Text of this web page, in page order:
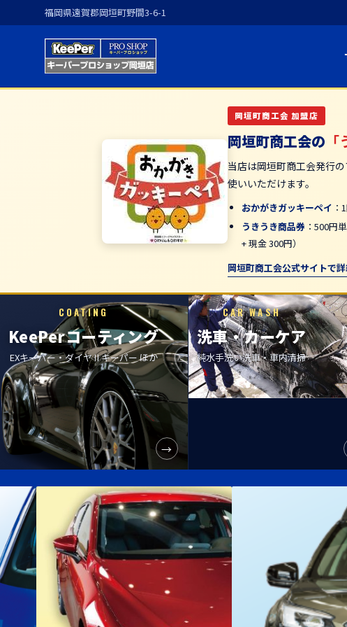
福岡県遠賀郡岡垣町野間3-6-1
岡垣町商工会 加盟店
岡垣町商工会の
当店は岡垣町商工会発行
使いいただけます。
おかがきガッキーペイ
うきうき商品券 ：500円
+ 現金 300円）
岡垣町商工会公式サイトで
COATING
KeePerコーティング
EXキーパー・ダイヤⅡキーパー ほか
→
CAR WASH
洗車・カーケア
純水手洗い洗車・車内清掃